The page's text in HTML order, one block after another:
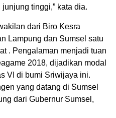
tinggi,” kata dia.
dari Biro Kesra
Lampung dan Sumsel satu
. Pengalaman menjadi tuan
2018, dijadikan modal
VI di bumi Sriwijaya ini.
yang datang di Sumsel
dari Gubernur Sumsel,